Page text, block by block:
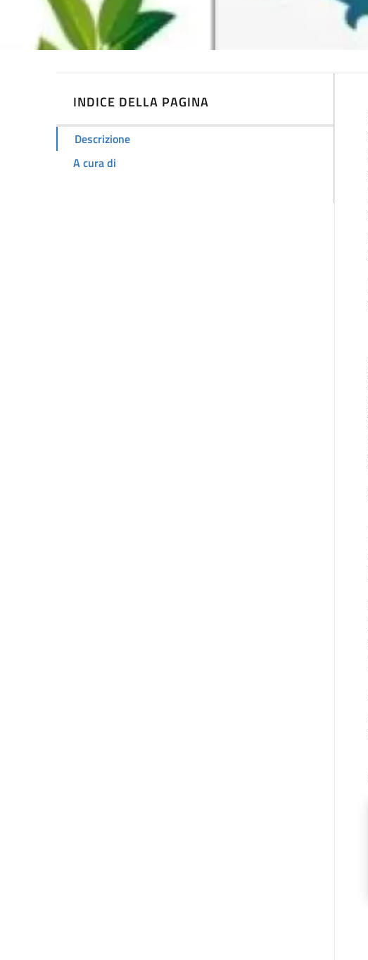
INDICE DELLA PAGINA
Descrizione
A cura di